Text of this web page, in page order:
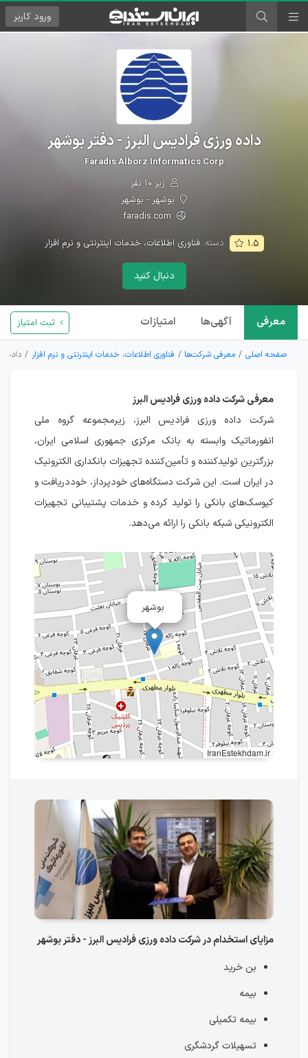
ورود کاربر
داده ورزی فرادیس البرز - دفتر بوشهر
Faradis Alborz Informatics Corp
زیر ۱۰ نفر
بوشهر - بوشهر
faradis.com
۱.۵ دسته:فناوری اطلاعات، خدمات اینترنتی و نرم افزار
دنبال کنید
معرفی آگهی‌ها امتیازات ثبت امتیاز
صفحه اصلی معرفی شرکت‌ها فناوری اطلاعات، خدمات اینترنتی و نرم افزار داده
معرفی شرکت داده ورزی فرادیس البرز
شرکت داده ورزی فرادیس البرز، زیرمجموعه گروه ملی
انفورماتیک وابسته به بانک مرکزی جمهوری اسلامی ایران،
بزرگترین تولیدکننده و تأمین‌کننده تجهیزات بانکداری الکترونیک
در ایران است. این شرکت دستگاه‌های خودپرداز، خوددریافت و
کیوسک‌های بانکی را تولید کرده و خدمات پشتیبانی تجهیزات
الکترونیکی شبکه بانکی را ارائه می‌دهد.
بوشهر
IranEstekhdam.ir
مزایای استخدام در شرکت داده ورزی فرادیس البرز - دفتر بوشهر
بن خرید
بیمه
بیمه تکمیلی
تسهیلات گردشگری